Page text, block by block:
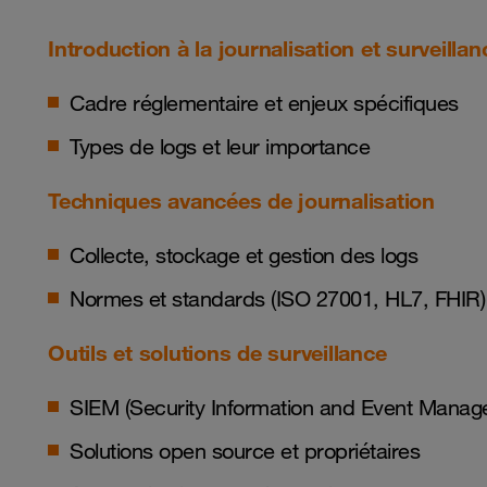
Introduction à la journalisation et
Cadre réglementaire et enjeux spécifiques
Types de logs et leur importance
Techniques avancées de journalisation
Collecte, stockage et gestion des logs
Normes et standards (ISO 27001, HL7, FHIR)
Outils et solutions de surveillance
SIEM (Security Information and Event
Solutions open source et propriétaires